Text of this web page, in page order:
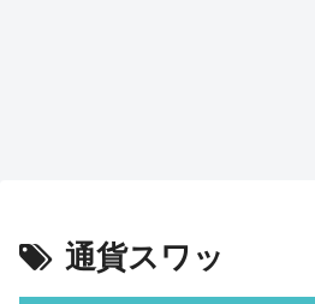
通貨スワッ